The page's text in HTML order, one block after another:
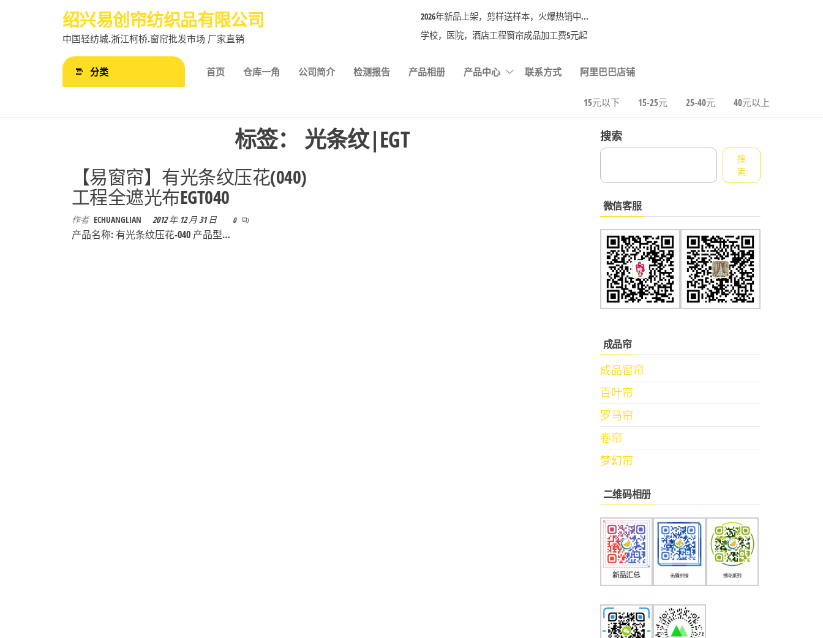
绍兴易创帘纺织品有限公司
中国轻纺城.浙江柯桥.窗帘批发市场 厂家直销
2026年新品上架，剪样送样本，火爆热销中...
学校，医院，酒店工程窗帘成品加工费5元起
分类 首页 仓库一角 公司简介 检测报告 产品相册 产品中心 联系方式 阿里巴巴店铺
15元以下 15-25元 25-40元 40元以上
标签： 光条纹|EGT
【易窗帘】有光条纹压花(040)
工程全遮光布EGT040
作者 ECHUANGLIAN 2012 年 12 月 31 日 0
产品名称: 有光条纹压花-040 产品型…
搜索
搜
索
微信客服
成品帘
成品窗帘
百叶帘
罗马帘
卷帘
梦幻帘
二维码相册